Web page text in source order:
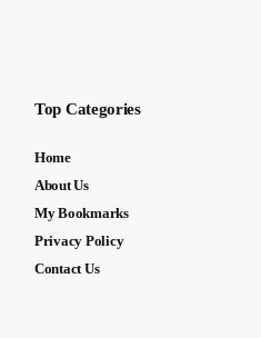
Top Categories
Home
About Us
My Bookmarks
Privacy Policy
Contact Us